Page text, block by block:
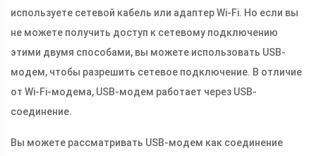
используете сетевой кабель или адаптер Wi-Fi. Но если вы
не можете получить доступ к сетевому подключению
этими двумя способами, вы можете использовать USB-
модем, чтобы разрешить сетевое подключение. В отличие
от Wi-Fi-модема, USB-модем работает через USB-
соединение.
Вы можете рассматривать USB-модем как соединение